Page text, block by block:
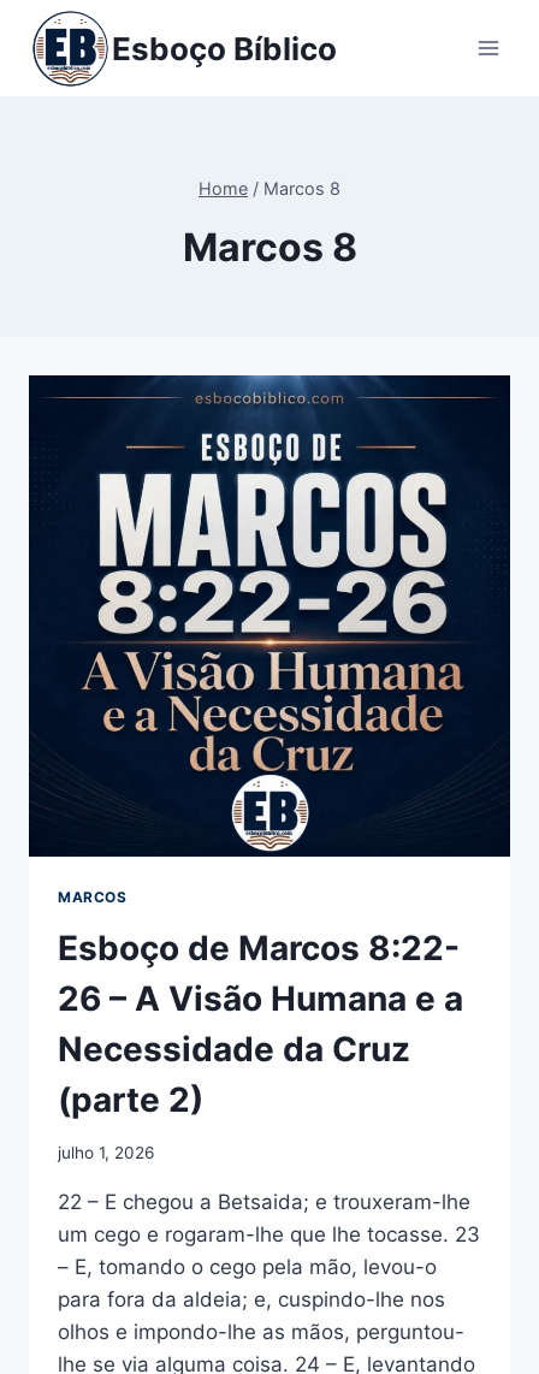
Pular
para
Esboço Bíblico
Home / Marcos 8
Marcos 8
MARCOS
Esboço de Marcos 8:22-
26 – A Visão Humana e a
Necessidade da Cruz
(parte 2)
julho 1, 2026
22 – E chegou a Betsaida; e trouxeram-lhe
um cego e rogaram-lhe que lhe tocasse. 23
– E, tomando o cego pela mão, levou-o
para fora da aldeia; e, cuspindo-lhe nos
olhos e impondo-lhe as mãos, perguntou-
lhe se via alguma coisa. 24 – E, levantando